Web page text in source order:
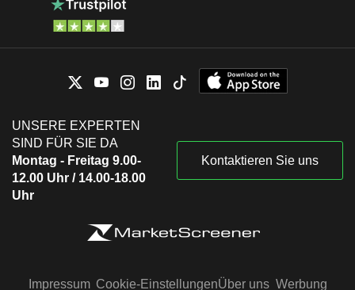
UNSERE EXPERTEN
SIND FÜR SIE DA
Montag - Freitag 9.00-
12.00 Uhr / 14.00-18.00
Uhr
Kontaktieren Sie uns
Impressum Cookie-EinstellungenÜber uns Werbung